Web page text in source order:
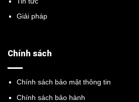
Giải pháp
Chính sách
Chính sách bảo mật thông tin
Chính sách bảo hành